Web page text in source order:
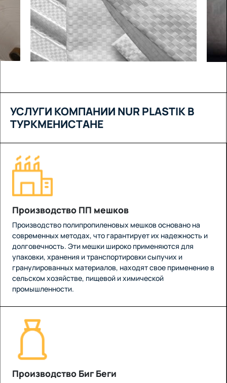
УСЛУГИ КОМПАНИИ NUR PLASTIK В
ТУРКМЕНИСТАНЕ
Производство ПП мешков
Производство полипропиленовых мешков основано на
современных методах, что гарантирует их надежность и
долговечность. Эти мешки широко применяются для
упаковки, хранения и транспортировки сыпучих и
гранулированных материалов, находят свое применение в
сельском хозяйстве, пищевой и химической
промышленности.
Производство Биг Беги